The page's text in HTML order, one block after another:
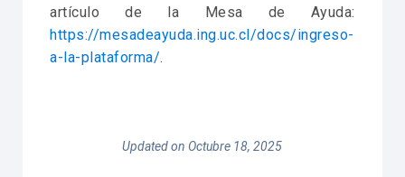
artículo de la Mesa de Ayuda:
https://mesadeayuda.ing.uc.cl/docs/ingreso-
a-la-plataforma/.
Updated on Octubre 18, 2025